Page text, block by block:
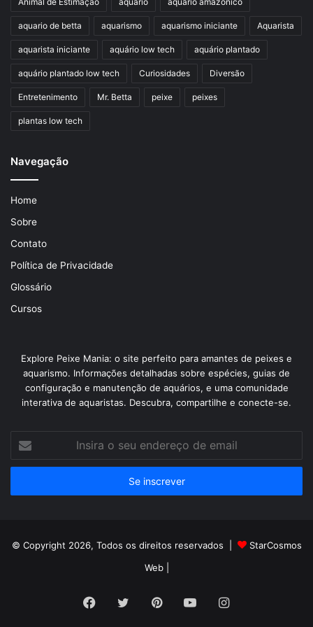
aquario de betta aquarismo aquarismo iniciante Aquarista
aquarista iniciante aquário low tech aquário plantado
aquário plantado low tech Curiosidades Diversão
Entretenimento Mr. Betta peixe peixes
plantas low tech
Navegação
Home
Sobre
Contato
Política de Privacidade
Glossário
Cursos
Explore Peixe Mania: o site perfeito para amantes de peixes e
aquarismo. Informações detalhadas sobre espécies, guias de
configuração e manutenção de aquários, e uma comunidade
interativa de aquaristas. Descubra, compartilhe e conecte-se.
seu
de
© Copyright 2026, Todos os direitos reservados |
StarCosmos
Web|
Facebook
TwitterPinterestYouTubeInstagram